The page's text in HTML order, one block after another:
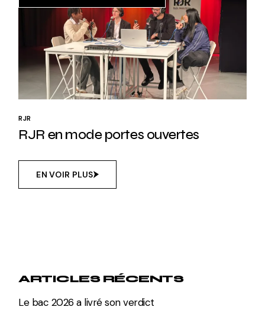
RJR
RJR en mode portes ouvertes
EN VOIR PLUS
ARTICLES RÉCENTS
Le bac 2026 a livré son verdict